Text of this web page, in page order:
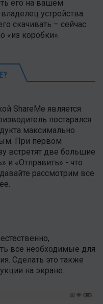
его на вашем
устройства
скачивать – сейчас
«из коробки».
ShareMe является
постарался
максимально
При первом
встретят две большие
и «Отправить» - что
рассмотрим все
все необходимые для
Сделать это также
на экране.